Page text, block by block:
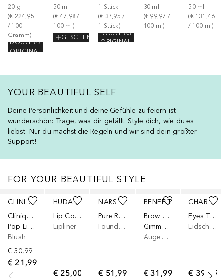
20 g
(€ 224,95
/ 100
Gramm)
DOUGLAS
ORIGINAL
50 ml
(€ 47,98 /
100 ml )
GESCHENK
1
Stück
(€ 37,95 /
1
Stück)
DOUGLAS
ORIGINAL
30 ml
(€ 99,97 /
100 ml )
50 ml
(€ 131,46
/ 100 ml )
YOUR BEAUTIFUL SELF
Deine Persönlichkeit und deine Gefühle zu feiern ist
wunderschön: Trage, was dir gefällt. Style dich, wie du es
liebst. Nur du machst die Regeln und wir sind dein größter
Support!
FOR YOUR BEAUTIFUL STYLE
CLINIQUE
Clinique Pop
Pop Lip & Cheek Oil
Blush
€ 30,99
€ 21,99
HUDA BEAUTY
Lip Contour Stain
Lipliner
€ 25,00
NARS
Pure Radiant Tinted Moisturizer SPF 30
Foundation
€ 51,99
BENEFIT
Brow Collection
Gimme Brow+
Augenbrauengel
€ 31,99
CHARLOTTE TILBURY
Eyes To Mesmerise
Lidschatten
€ 39,99